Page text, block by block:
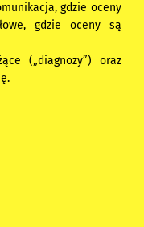
gdzie oceny
gdzie oceny są
(„diagnozy”) oraz